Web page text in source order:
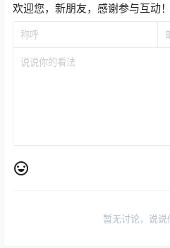
欢迎您，新朋友，感谢参与互动！
暂无讨论，说说